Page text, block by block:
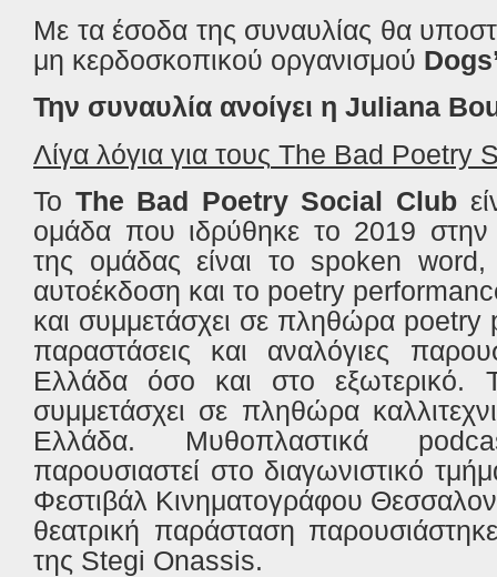
Με τα έσοδα της συναυλίας θα
μη κερδοσκοπικού οργανισμού
Την συναυλία ανοίγει η Juliana
Λίγα λόγια για τους The Bad Poetry
Το The Bad Poetry Social Club
ομάδα που ιδρύθηκε το 2019 στην
της ομάδας είναι το spoken
αυτοέκδοση και το poetry
και συμμετάσχει σε πληθώρα
παραστάσεις και αναλόγιες
Ελλάδα όσο και στο εξωτερικό.
συμμετάσχει σε πληθώρα
Ελλάδα. Μυθοπλαστικά
παρουσιαστεί στο διαγωνιστικό
Φεστιβάλ Κινηματογράφου
θεατρική παράσταση
της Stegi Onassis.